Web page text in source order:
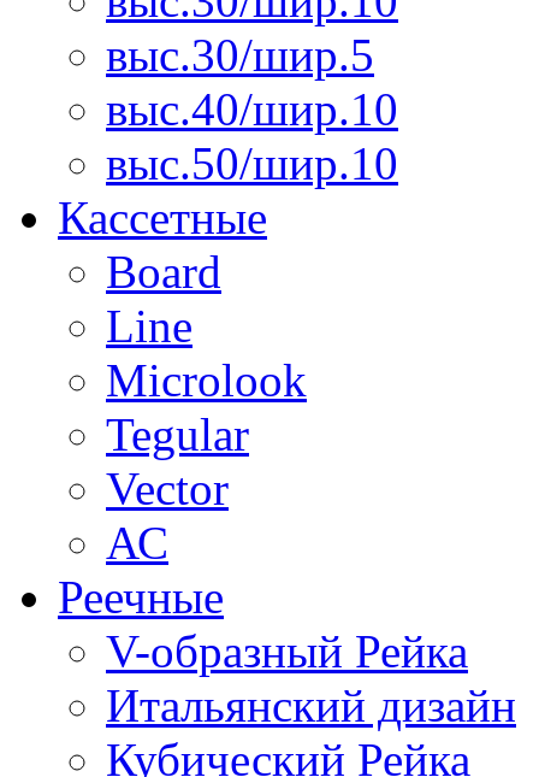
выс.30/шир.5
выс.40/шир.10
выс.50/шир.10
Кассетные
Board
Line
Microlook
Tegular
Vector
АС
Реечные
V-образный Рейка
Итальянский дизайн
Кубический Рейка